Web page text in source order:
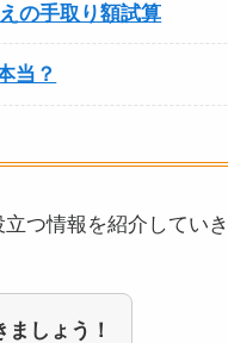
の手取り額試算
当？
つ情報を紹介していき
しょう！